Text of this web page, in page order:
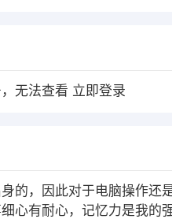
无法查看 立即登录
的，因此对于电脑操作还
心有耐心，记忆力是我的